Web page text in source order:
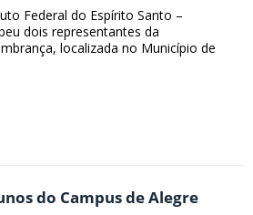
Federal do Espírito Santo –
dois representantes da
localizada no Município de
do Campus de Alegre